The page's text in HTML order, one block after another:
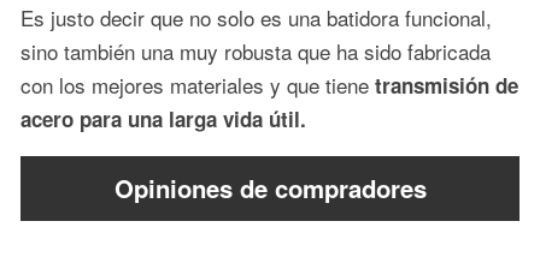
Es justo decir que no solo es una batidora funcional,
sino también una muy robusta que ha sido fabricada
con los mejores materiales y que tiene transmisión de
acero para una larga vida útil.
Opiniones de compradores